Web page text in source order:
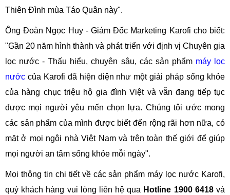
Thiên Đình mùa Táo Quân này".
Ông Đoàn Ngọc Huy - Giám Đốc Marketing Karofi cho biết:
"Gần 20 năm hình thành và phát triển với định vị Chuyên gia
lọc nước - Thấu hiểu, chuyên sâu, các sản phẩm máy lọc
nước của Karofi đã hiện diện như một giải pháp sống khỏe
của hàng chục triệu hộ gia đình Việt và vẫn đang tiếp tục
được mọi người yêu mến chọn lựa. Chúng tôi ước mong
các sản phẩm của mình được biết đến rộng rãi hơn nữa, có
mặt ở mọi ngôi nhà Việt Nam và trên toàn thế giới để giúp
mọi người an tâm sống khỏe mỗi ngày".
Mọi thông tin chi tiết về các sản phẩm máy lọc nước Karofi,
quý khách hàng vui lòng liên hệ qua Hotline 1900 6418và